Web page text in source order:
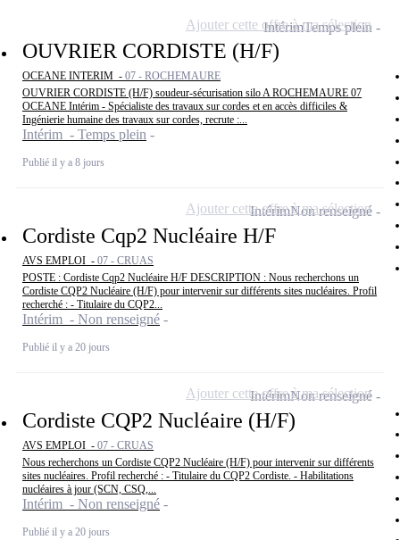
OUVRIER CORDISTE (H/F)
OCEANE INTERIM - 07 - ROCHEMAURE
OUVRIER CORDISTE (H/F) soudeur-sécurisation silo A ROCHEMAURE 07
OCEANE Intérim - Spécialiste des travaux sur cordes et en accès difficiles &
Ingénierie humaine des travaux sur cordes, recrute :...
Intérim - Temps plein
Publié il y a 8 jours
IntérimTemps plein
Ajouter cette offre à ma sélection
Cordiste Cqp2 Nucléaire H/F
AVS EMPLOI - 07 - CRUAS
POSTE : Cordiste Cqp2 Nucléaire H/F DESCRIPTION : Nous recherchons un
Cordiste CQP2 Nucléaire (H/F) pour intervenir sur différents sites nucléaires. Profil
recherché : - Titulaire du CQP2...
Intérim - Non renseigné
Publié il y a 20 jours
IntérimNon renseigné
Ajouter cette offre à ma sélection
Cordiste CQP2 Nucléaire (H/F)
AVS EMPLOI - 07 - CRUAS
Nous recherchons un Cordiste CQP2 Nucléaire (H/F) pour intervenir sur différents
sites nucléaires. Profil recherché : - Titulaire du CQP2 Cordiste. - Habilitations
nucléaires à jour (SCN, CSQ,...
Intérim - Non renseigné
Publié il y a 20 jours
IntérimNon renseigné
Ajouter cette offre à ma sélection